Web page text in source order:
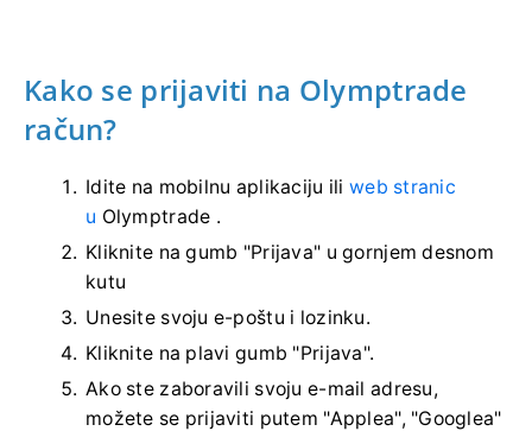
Kako se prijaviti na Olymptrade
račun?
Idite na mobilnu aplikaciju ili web stranic
u Olymptrade .
Kliknite na gumb "Prijava" u gornjem desnom
kutu
Unesite svoju e-poštu i lozinku.
Kliknite na plavi gumb "Prijava".
Ako ste zaboravili svoju e-mail adresu,
možete se prijaviti putem "Applea", "Googlea"